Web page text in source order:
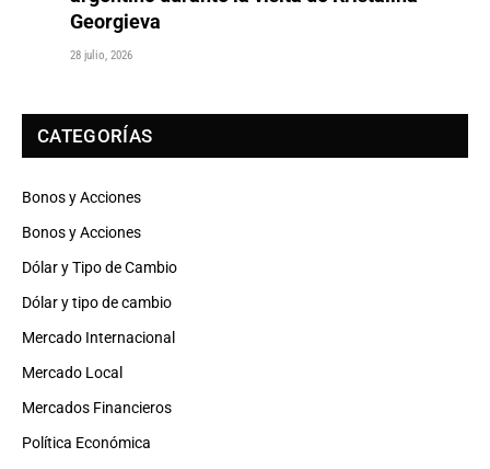
Georgieva
28 julio, 2026
CATEGORÍAS
Bonos y Acciones
Bonos y Acciones
Dólar y Tipo de Cambio
Dólar y tipo de cambio
Mercado Internacional
Mercado Local
Mercados Financieros
Política Económica